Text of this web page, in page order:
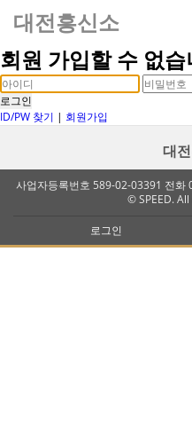
대전흥신소
회원 가입할 수 없
로그인
ID/PW 찾기 | 회원가입
대
사업자등록번호 589-02-03391 전
© SPEED.
로그인